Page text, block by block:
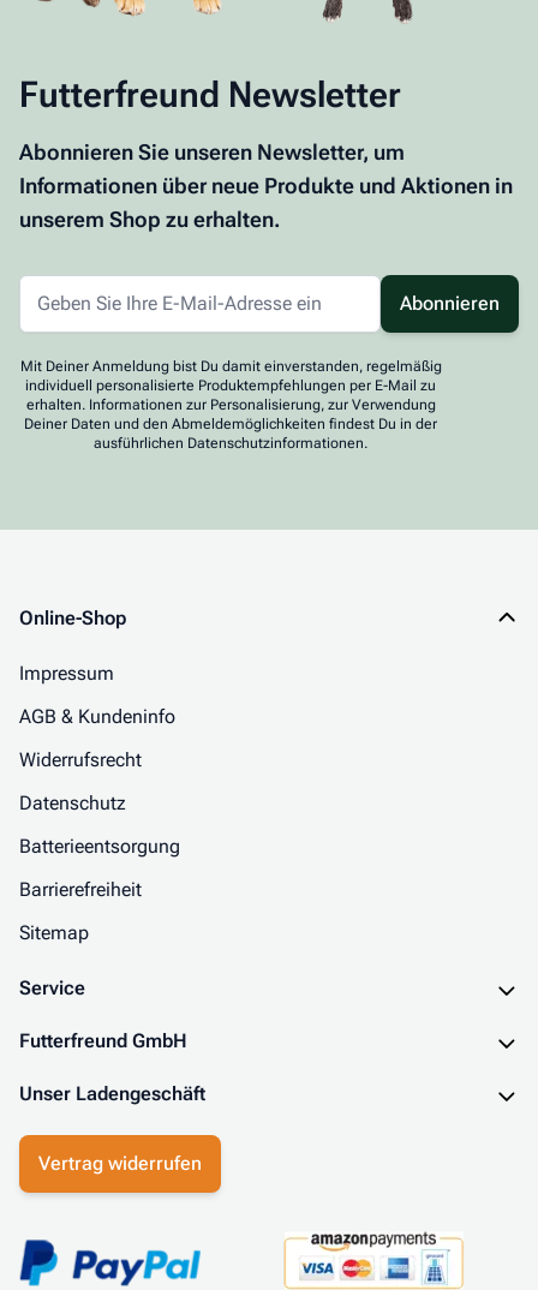
Futterfreund Newsletter
Abonnieren Sie unseren Newsletter, um
Informationen über neue Produkte und Aktionen in
unserem Shop zu erhalten.
Abonnieren
Mit Deiner Anmeldung bist Du damit einverstanden, regelmäßig
individuell personalisierte Produktempfehlungen per E-Mail zu
erhalten. Informationen zur Personalisierung, zur Verwendung
Deiner Daten und den Abmeldemöglichkeiten findest Du in der
ausführlichen Datenschutzinformationen.
Online-Shop
Impressum
AGB & Kundeninfo
Widerrufsrecht
Datenschutz
Batterieentsorgung
Barrierefreiheit
Sitemap
Service
Futterfreund GmbH
Unser Ladengeschäft
Vertrag widerrufen